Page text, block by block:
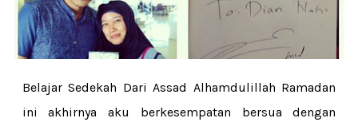
Belajar Sedekah Dari Assad Alhamdulillah Ramadan
ini akhirnya aku berkesempatan bersua dengan